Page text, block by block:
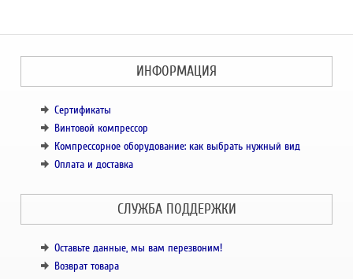
ИНФОРМАЦИЯ
Сертификаты
Винтовой компрессор
Компрессорное оборудование: как выбрать нужный вид
Оплата и доставка
СЛУЖБА ПОДДЕРЖКИ
Оставьте данные, мы вам перезвоним!
Возврат товара